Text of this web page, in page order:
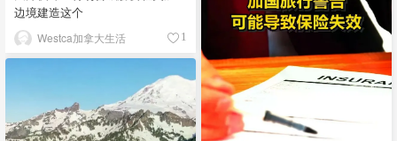
边境建造这个
Westca加拿大生活 1